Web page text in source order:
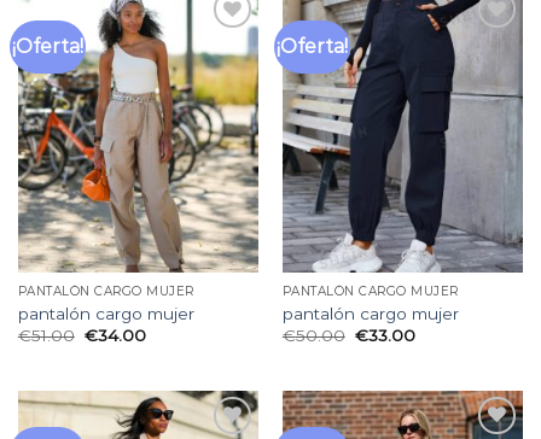
¡Oferta!
a la
lista
de
deseos
PANTALÓN CARGO MUJER
pantalón cargo mujer
€51.00 €34.00
¡Oferta!
lista
de
PANTALÓN CARGO MUJER
pantalón cargo mujer
€50.00 €33.00